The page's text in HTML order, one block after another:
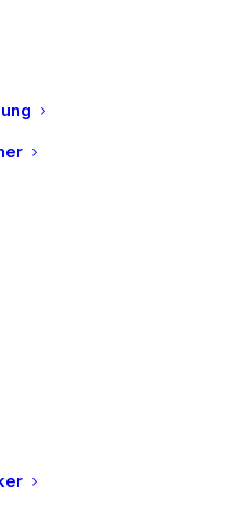
sølv
edelstenen ametyst og
skal påminne deg om å
i kaoset. Gjør settet
smykke og ring.